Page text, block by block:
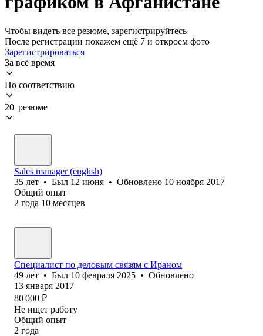
Чтобы видеть все резюме, зарегистрируйтесь
После регистрации покажем ещё 7 и откроем фото
Зарегистрироваться
За всё время
По соответствию
20 резюме
Sales manager (english)
35 лет • Был 12 июня • Обновлено 10 ноября 2017
Общий опыт
2 года 10 месяцев
Специалист по деловым связям с Ираном
49 лет • Был 10 февраля 2025 • Обновлено
13 января 2017
80 000 ₽
Не ищет работу
Общий опыт
2 года